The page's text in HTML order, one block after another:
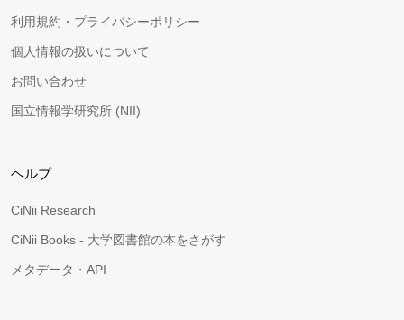
利用規約・プライバシーポリシー
個人情報の扱いについて
お問い合わせ
国立情報学研究所 (NII)
ヘルプ
CiNii Research
CiNii Books - 大学図書館の本をさがす
メタデータ・API